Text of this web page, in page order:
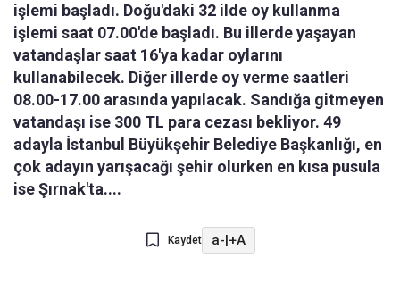
işlemi başladı. Doğu'daki 32 ilde oy kullanma
işlemi saat 07.00'de başladı. Bu illerde yaşayan
vatandaşlar saat 16'ya kadar oylarını
kullanabilecek. Diğer illerde oy verme saatleri
08.00-17.00 arasında yapılacak. Sandığa gitmeyen
vatandaşı ise 300 TL para cezası bekliyor. 49
adayla İstanbul Büyükşehir Belediye Başkanlığı, en
çok adayın yarışacağı şehir olurken en kısa pusula
ise Şırnak'ta....
Kaydet a-|+A